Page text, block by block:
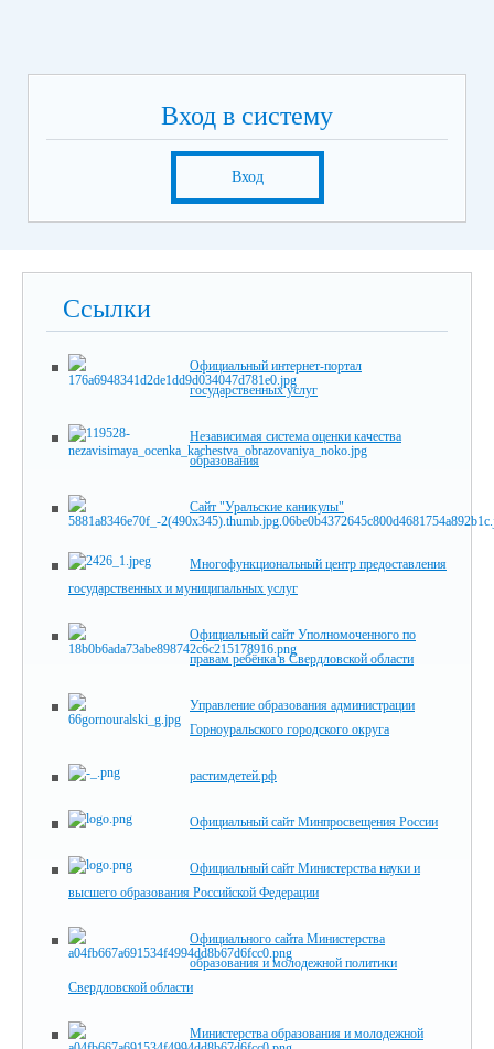
Вход в систему
Вход
Ссылки
Официальный интернет-портал
государственных услуг
Независимая система оценки качества
образования
Сайт "Уральские каникулы"
Многофункциональный центр предоставления
государственных и муниципальных услуг
Официальный сайт Уполномоченного по
правам ребёнка в Свердловской области
Управление образования администрации
Горноуральского городского округа
растимдетей.рф
Официальный сайт Минпросвещения России
Официальный сайт Министерства науки и
высшего образования Российской Федерации
Официального сайта Министерства
образования и молодежной политики
Свердловской области
Министерства образования и молодежной